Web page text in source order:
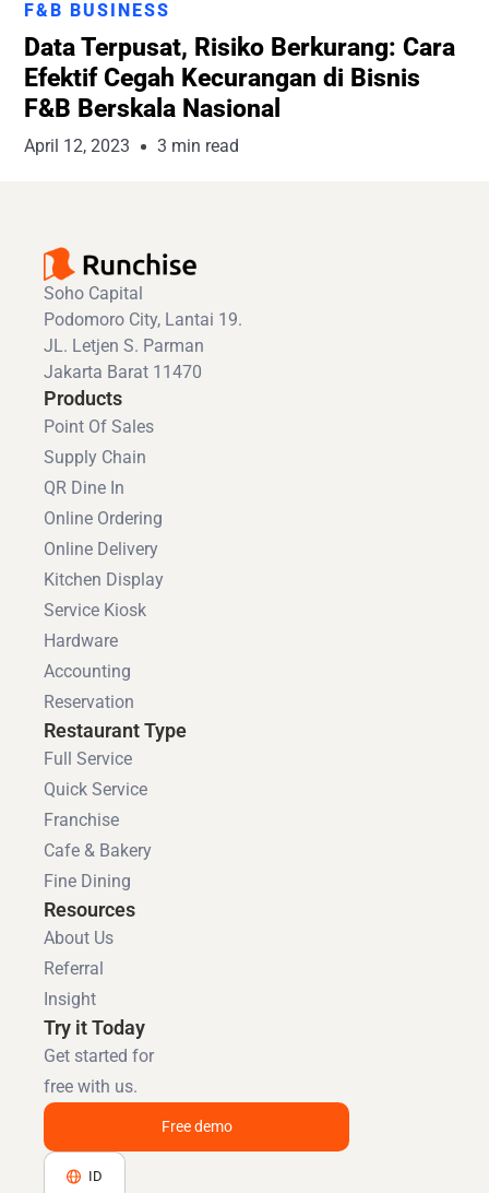
F&B BUSINESS
Data Terpusat, Risiko Berkurang: Cara
Efektif Cegah Kecurangan di Bisnis
F&B Berskala Nasional
April 12, 2023 3 min read
Soho Capital
Podomoro City, Lantai 19.
JL. Letjen S. Parman
Jakarta Barat 11470
Products
Point Of Sales
Supply Chain
QR Dine In
Online Ordering
Online Delivery
Kitchen Display
Service Kiosk
Hardware
Accounting
Reservation
Restaurant Type
Full Service
Quick Service
Franchise
Cafe & Bakery
Fine Dining
Resources
About Us
Referral
Insight
Try it Today
Get started for
free with us.
Free demo
ID